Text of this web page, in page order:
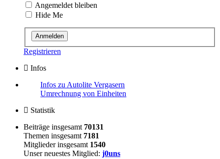
Angemeldet bleiben
Hide Me
Registrieren
Infos
Infos zu Autolite Vergasern
Umrechnung von Einheiten
Statistik
Beiträge insgesamt 70131
Themen insgesamt 7181
Mitglieder insgesamt 1540
Unser neuestes Mitglied: j0uns